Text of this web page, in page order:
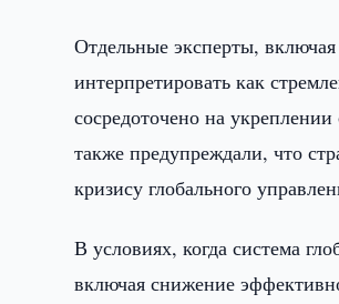
Отдельные эксперты,
интерпретировать как
сосредоточено на
также предупреждали, что
кризису глобального
В условиях, когда система
включая снижение